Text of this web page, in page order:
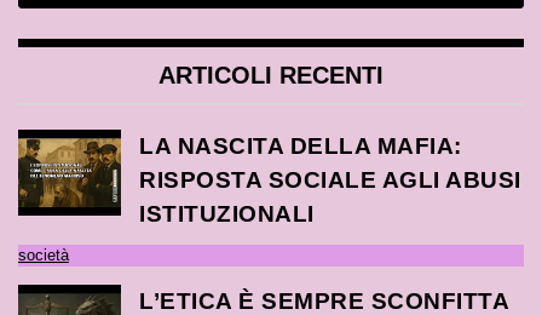
ARTICOLI RECENTI
LA NASCITA DELLA MAFIA:
RISPOSTA SOCIALE AGLI ABUSI
ISTITUZIONALI
società
L’ETICA È SEMPRE SCONFITTA